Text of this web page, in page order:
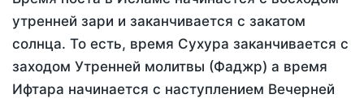
утренней зари и заканчивается с закатом
солнца. То есть, время Сухура заканчивается с
заходом Утренней молитвы (Фаджр) а время
Ифтара начинается с наступлением Вечерней